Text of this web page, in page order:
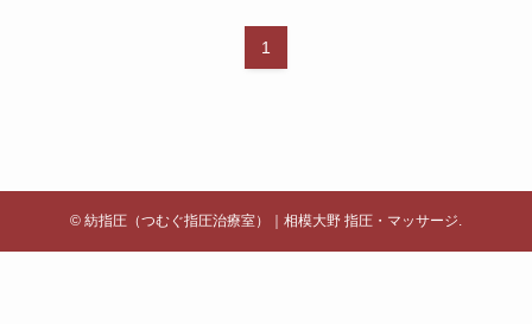
1
© 紡指圧（つむぐ指圧治療室）｜相模大野 指圧・マッサージ.